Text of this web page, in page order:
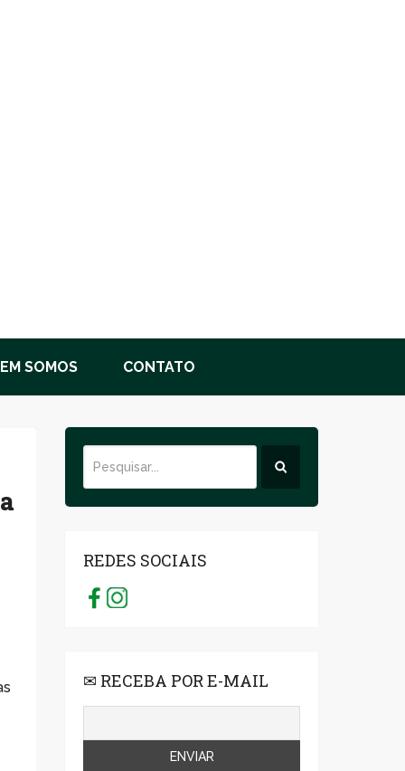
SOMOS CONTATO
REDES SOCIAIS
✉ RECEBA POR E-MAIL